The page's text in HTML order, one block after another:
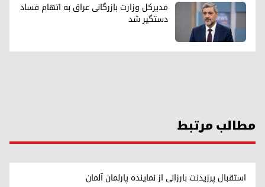
مدیرکل وزارت بازرگانی عراق به اتهام فساد
دستگیر شد
مطالب مرتبط
استقبال پرزیدنت بارزانی از نماینده پارلمان آلمان